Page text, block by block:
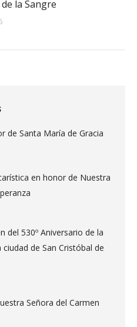
la Sangre
de Santa María de Gracia
en honor de Nuestra
del 530º Aniversario de la
ciudad de San Cristóbal de
Señora del Carmen